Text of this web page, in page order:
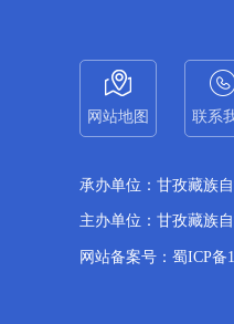
网站地图 联系
承办单位：甘孜藏族
主办单位：甘孜藏族
网站备案号：蜀ICP备